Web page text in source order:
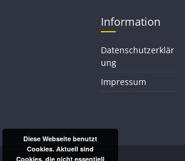
Information
Datenschutzerklär
ung
Impressum
Diese Webseite benutzt
Cookies. Aktuell sind
Cookies, die nicht essentiell